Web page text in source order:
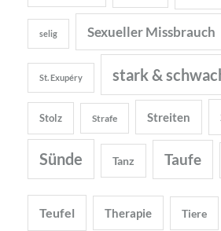
selig Sexueller Missbrauch
St. Exupéry stark &
Stolz Strafe Streiten
Sünde Tanz Taufe
Teufel Therapie Tiere